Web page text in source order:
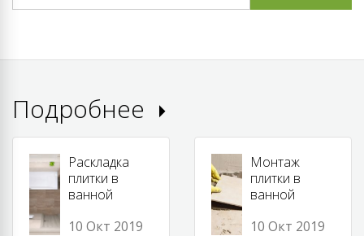
Подробнее
Раскладка
плитки в
ванной
10 Окт 2019
Монтаж
плитки в
ванной
10 Окт 2019